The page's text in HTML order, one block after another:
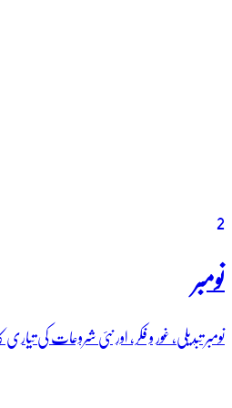
2
نومبر
نومبر تبدیلی، غور و فکر، اور نئی شروعات